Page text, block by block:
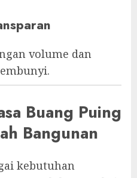
volume dan
Buang Puing
Bangunan
kebutuhan